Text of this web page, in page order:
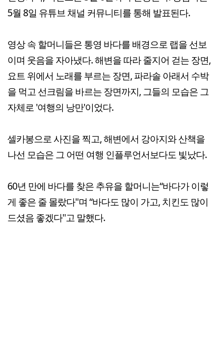
5월 8일 유튜브 채널 커뮤니티를 통해 발표된다.
영상 속 할머니들은 통영 바다를 배경으로 랩을 선보
이며 웃음을 자아냈다. 해변을 따라 줄지어 걷는 장면,
요트 위에서 노래를 부르는 장면, 파라솔 아래서 수박
을 먹고 선크림을 바르는 장면까지, 그들의 모습은 그
자체로 '여행의 낭만'이었다.
셀카봉으로 사진을 찍고, 해변에서 강아지와 산책을
나선 모습은 그 어떤 여행 인플루언서보다도 빛났다.
60년 만에 바다를 찾은 추유을 할머니는“바다가 이렇
게 좋은 줄 몰랐다"며 “바다도 많이 가고, 치킨도 많이
드셨음 좋겠다"고 말했다.